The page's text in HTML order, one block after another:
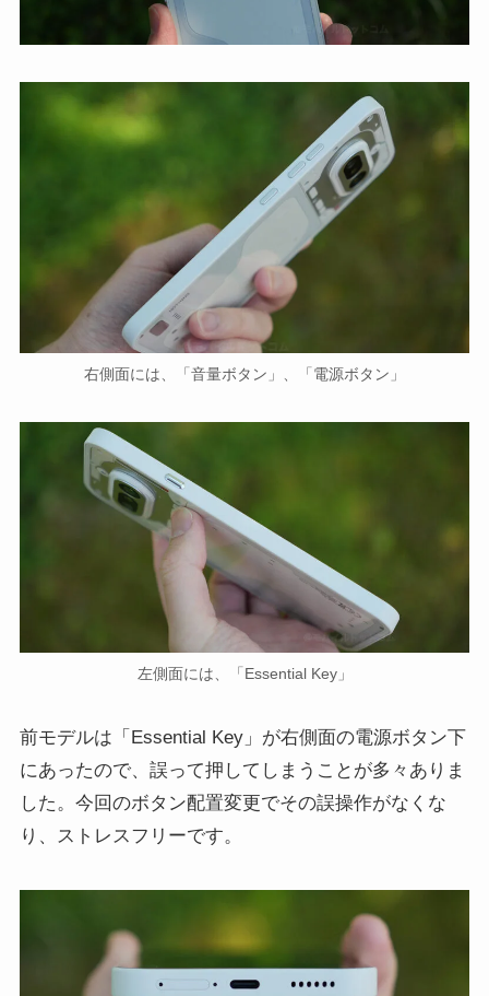
右側面には、「音量ボタン」、「電源ボタン」
左側面には、「Essential Key」
前モデルは「Essential Key」が右側面の電源ボタン下
にあったので、誤って押してしまうことが多々ありま
した。今回のボタン配置変更でその誤操作がなくな
り、ストレスフリーです。